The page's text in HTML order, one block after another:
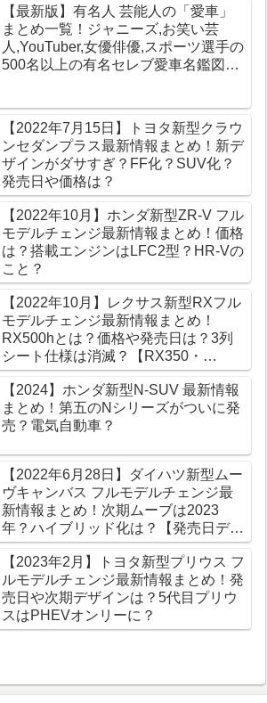
【最新版】有名人 芸能人の「愛車」
まとめ一覧！ジャニーズ,お笑い芸
人,YouTuber,女優俳優,スポーツ選手の
500名以上の有名セレブ愛車名鑑図鑑
【2022年7月15日】トヨタ新型クラウ
ンセダンプラス最新情報まとめ！新デ
ザインがダサすぎ？FF化？SUV化？
発売日や価格は？
【2022年10月】ホンダ新型ZR-V フル
モデルチェンジ最新情報まとめ！価格
は？搭載エンジンはLFC2型？HR-Vの
こと？
【2022年10月】レクサス新型RXフル
モデルチェンジ最新情報まとめ！
RX500hとは？価格や発売日は？3列
シート仕様は消滅？【RX350・
RX450h】
【2024】ホンダ新型N-SUV 最新情報
まとめ！第五のNシリーズがついに発
売？電気自動車？
【2022年6月28日】ダイハツ新型ムー
ヴキャンバス フルモデルチェンジ最
新情報まとめ！次期ムーブは2023
年？ハイブリッド化は？【発売日デザ
イン】
【2023年2月】トヨタ新型プリウス フ
ルモデルチェンジ最新情報まとめ！発
売日や次期デザインは？5代目プリウ
スはPHEVオンリーに？